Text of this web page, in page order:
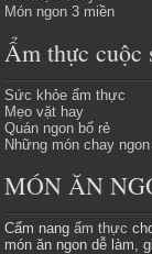
Món ngon 3 miền
Ẩm thực cuộc
Sức khỏe ẩm thực
Mẹo vặt hay
Quán ngon bổ rẻ
Những món chay
MÓN ĂN
Cẩm nangẩm thực
món ăn ngon dễ làm,